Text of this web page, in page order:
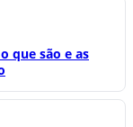
que são e as